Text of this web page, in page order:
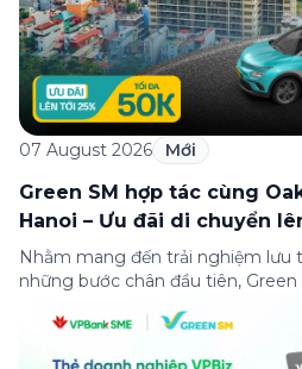
07 August 2026 Mới
Green SM hợp tác cùng
Hanoi – Ưu đãi di chuyển
Nhằm mang đến trải nghiệm lưu
những bước chân đầu tiên,
đãi di chuyển dành riêng cho
điểm đến tại khu căn hộ dịch vụ